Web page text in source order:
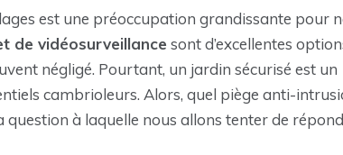
est une préoccupation grandissante pour
de vidéosurveillance sont d’excellentes
négligé. Pourtant, un jardin sécurisé est un
cambrioleurs. Alors, quel piège anti-
question à laquelle nous allons tenter de